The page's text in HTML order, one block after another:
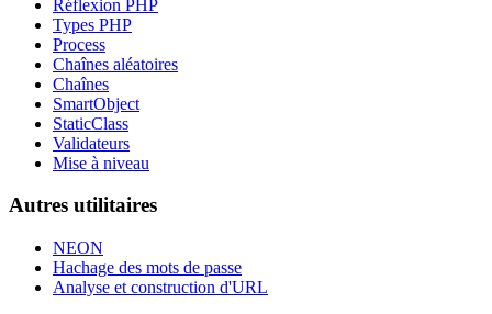
Réflexion PHP
Types PHP
Process
Chaînes aléatoires
Chaînes
SmartObject
StaticClass
Validateurs
Mise à niveau
Autres utilitaires
NEON
Hachage des mots de passe
Analyse et construction d'URL